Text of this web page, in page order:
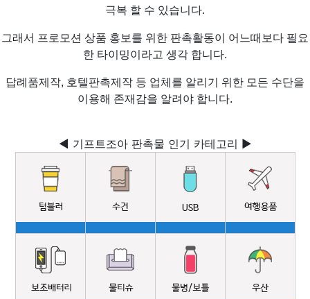
극복 할 수 있습니다.
그래서 프로모션 상품 홍보를 위한 판촉활동이 어느때보다 필요
한 타이밍이라고 생각 합니다.
답례품제작, 호텔판촉제작 등 업체를 알리기 위한 모든 수단을
이용해 존재감을 알려야 합니다.
◀ 기프트조아 판촉물 인기 카테고리 ▶